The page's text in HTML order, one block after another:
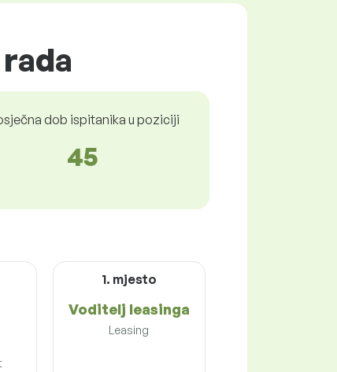
dob ispitanika u poziciji
45
1. mjesto
Voditelj leasinga
Leasing